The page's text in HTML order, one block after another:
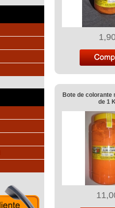
Bote de colorante
de 1